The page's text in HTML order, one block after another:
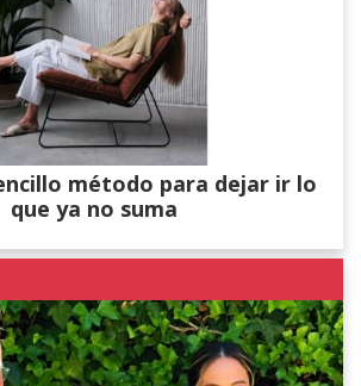
método para dejar ir lo
que ya no suma